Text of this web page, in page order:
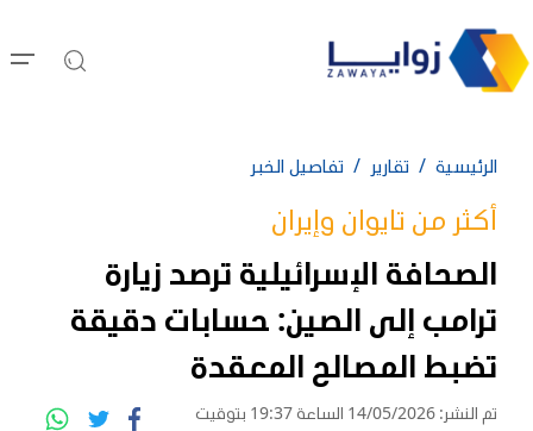
الرئيسية تقارير تفاصيل الخبر
أكثر من تايوان وإيران
الصحافة الإسرائيلية ترصد زيارة
ترامب إلى الصين: حسابات دقيقة
تضبط المصالح المعقدة
تم النشر: 14/05/2026 الساعة 19:37 بتوقيت